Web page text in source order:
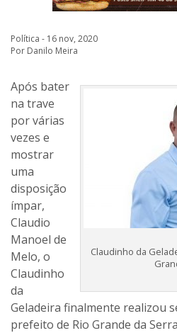
Política - 16 nov, 2020
Por Danilo Meira
Claudinho da
Após bater
na trave
por várias
vezes e
mostrar
uma
disposição
ímpar,
Claudio
Manoel de
Melo, o
Claudinho
da
Geladeira finalmente realizou
prefeito de Rio Grande da